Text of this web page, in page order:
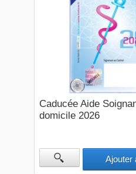
Caducée Aide
domicile 2026
Ajouter